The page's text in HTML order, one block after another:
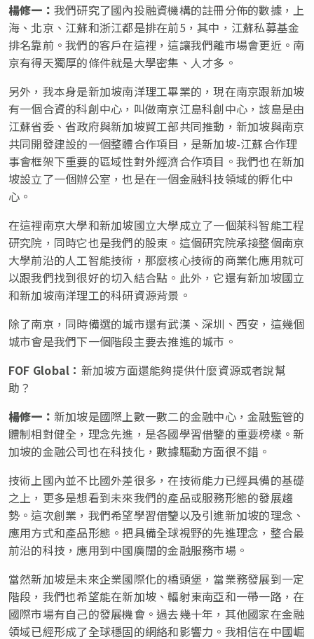
楊修一： 我們研究了國內投融資機構的註冊分佈的數據，上
海、北京、江蘇和浙江都是排在前5，其中，江蘇私募基金
排名靠前。我們的客戶在這裡，這讓我們離市場會更近。南
京有得天獨厚的條件就是大學密集、人才多。
另外，我本身是新加坡南洋理工畢業的，現在南京跟新加坡
有一個合資的科創中心，叫做南京江島科創中心，該島是由
江蘇省委、省政府與新加坡貿工部共同推動，新加坡與南京
共同開發建設的一個整體合作項目，是新加坡-江蘇合作理
事會框架下重要的區域性對外經濟合作項目。我們也在新加
坡設立了一個辦公室，也是在一個金融科技領域的孵化中
心。
在這裡南京大學和新加坡國立大學成立了一個萊科智能工程
研究院，同時它也是我們的股東。這個研究院承接整個南京
大學前沿的人工智能技術，那麼核心技術的商業化應用就可
以跟我們找到很好的切入結合點。此外，它還有新加坡國立
和新加坡南洋理工的科研資源背景。
除了南京，同時備選的城市還有武漢、深圳、西安，這幾個
城市會是我們下一個階段主要去推進的城市。
FOF Global ： 新加坡方面還能夠提供什麼資源或者說幫
助？
楊修一： 新加坡是國際上數一數二的金融中心，金融監管的
體制相對健全，理念先進，是各國學習借鑒的重要榜樣。新
加坡的金融公司也在科技化，數據驅動方面很不錯。
技術上國內並不比國外差很多，在技術能力已經具備的基礎
之上，更多是想看到未來我們的產品或服務形態的發展趨
勢。這次創業，我們希望學習借鑒以及引進新加坡的理念、
應用方式和產品形態。把具備全球視野的先進理念，整合最
前沿的科技，應用到中國廣闊的金融服務市場。
當然新加坡是未來企業國際化的橋頭堡，當業務發展到一定
階段，我們也希望能在新加坡、輻射東南亞和一帶一路，在
國際市場有自己的發展機會。過去幾十年，其他國家在金融
領域已經形成了全球穩固的網絡和影響力。我相信在中國崛